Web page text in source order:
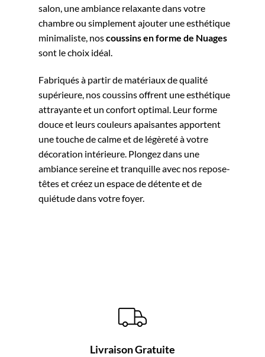
salon, une ambiance relaxante dans votre
chambre ou simplement ajouter une esthétique
minimaliste, noscoussins en forme de Nuages
sont le choix idéal.
Fabriqués à partir de matériaux de qualité
supérieure, nos coussins offrent une esthétique
attrayante et un confort optimal. Leur forme
douce et leurs couleurs apaisantes apportent
une touche de calme et de légèreté à votre
décoration intérieure. Plongez dans une
ambiance sereine et tranquille avec nos repose-
têtes et créez un espace de détente et de
quiétude dans votre foyer.
Livraison Gratuite